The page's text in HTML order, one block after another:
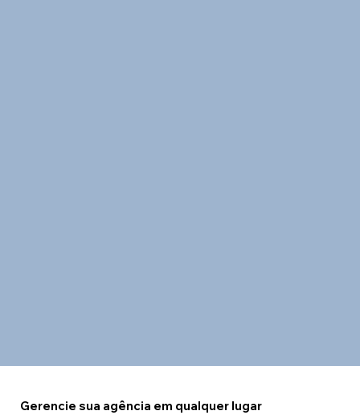
Gerencie sua agência em qualquer lugar